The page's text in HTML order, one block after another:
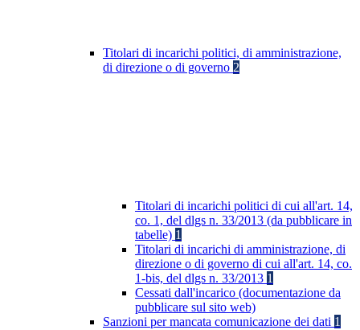
Titolari di incarichi politici, di amministrazione,
di direzione o di governo 2
Titolari di incarichi politici di cui all'art. 14,
co. 1, del dlgs n. 33/2013 (da pubblicare in
tabelle) 1
Titolari di incarichi di amministrazione, di
direzione o di governo di cui all'art. 14, co.
1-bis, del dlgs n. 33/2013 1
Cessati dall'incarico (documentazione da
pubblicare sul sito web)
Sanzioni per mancata comunicazione dei dati 1